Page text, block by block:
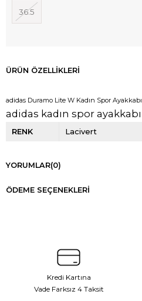
36.5
ÜRÜN ÖZELLIKLERI
adidas Duramo Lite W Kadın Spor Ayakkabı
adidas kadın spor ayakkabı
RENK Lacivert
YORUMLAR(0)
ÖDEME SEÇENEKLERI
Kredi Kartına
Vade Farksız 4 Taksit